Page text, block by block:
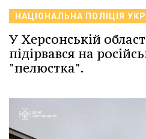
НАЦІОНАЛЬНА ПОЛІЦІЯ
У Херсонській
підірвався на
"пелюстка".